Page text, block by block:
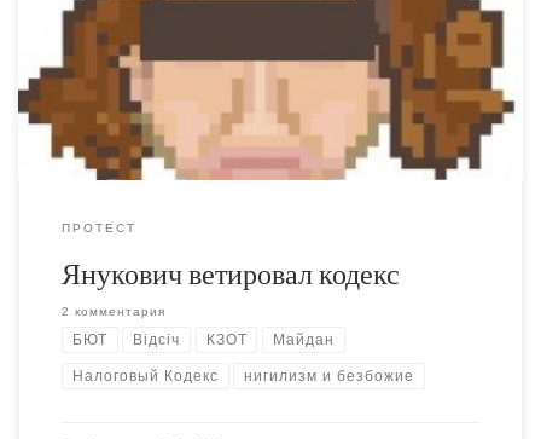
поскольку под их требования о роспуске парламента
теперь никто не подпишется. Ультраправые немного
поторговали еблом и может быть нашли пару
неофитов-единомышленников, извлечь более
серьёзный профит они из этих акций […]
ПРОТЕСТ
Янукович ветировал кодекс
2 комментария
БЮТ Відсіч КЗОТ Майдан
Налоговый Кодекс нигилизм и безбожие